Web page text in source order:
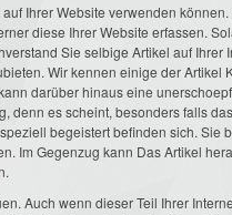
Ihrer Website verwenden
diese Ihrer Website erfassen.
Sie selbige Artikel auf Ihrer
Wir kennen einige der Artikel
darüber hinaus eine
denn es scheint, besonders falls
begeistert befinden sich. Sie
Im Gegenzug kann Das Artikel
Auch wenn dieser Teil Ihrer